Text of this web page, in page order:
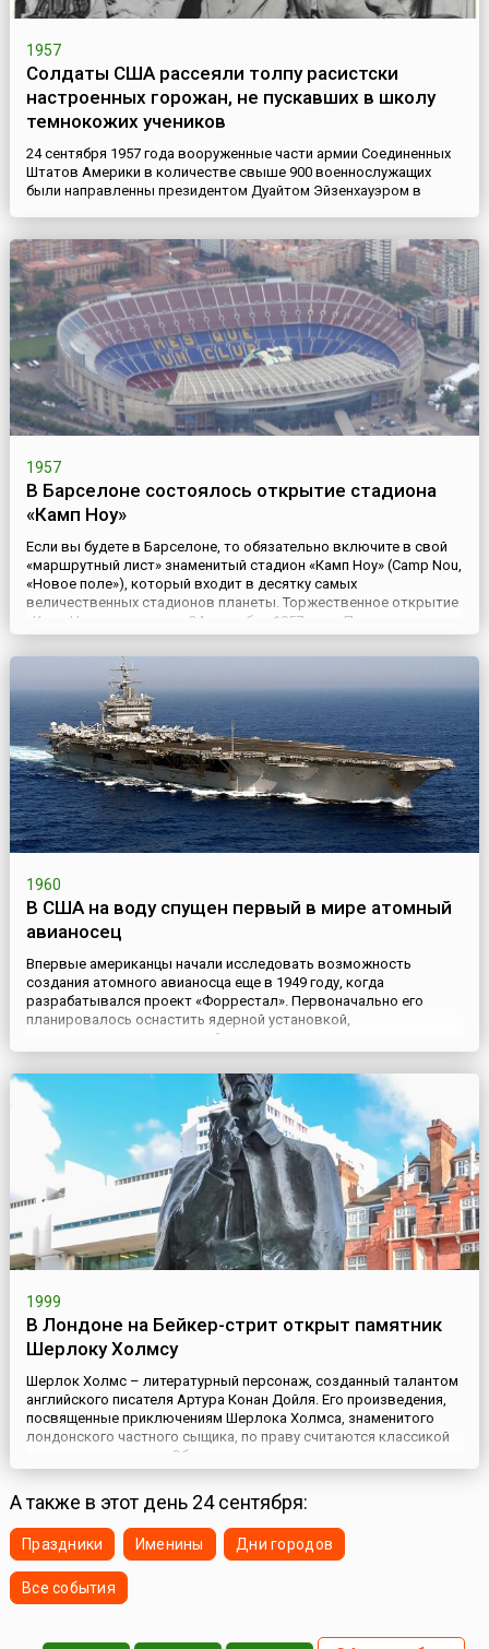
1957
Солдаты США рассеяли толпу расистски
настроенных горожан, не пускавших в школу
темнокожих учеников
24 сентября 1957 года вооруженные части армии Соединенных
Штатов Америки в количестве свыше 900 военнослужащих
были направленны президентом Дуайтом Эйзенхауэром в
городка Литтл-Рок окружили среднюю школу, где прежде
обучались лишь белые дети, и не пускали туда девятерых
темнокож...
1957
В Барселоне состоялось открытие стадиона
«Камп Ноу»
Если вы будете в Барселоне, то обязательно включите в свой
«маршрутный лист» знаменитый стадион «Камп Ноу» (Camp Nou,
«Новое поле»), который входит в десятку самых
величественных стадионов планеты. Торжественное открытие
«Камп Ноу» состоялось 24 сентября 1957 года. Первым матчем,
который прошел на стадионе в честь этого события, стала
дружеская встреча «Барселоны» и польской «Легии». Матч
1960
В США на воду спущен первый в мире атомный
авианосец
Впервые американцы начали исследовать возможность
создания атомного авианосца еще в 1949 году, когда
разрабатывался проект «Форрестал». Первоначально его
планировалось оснастить ядерной установкой,
привлекательность которой заключалась в повышении
автономности и практически неограниченном запасе
хода.Авианосец под названием USS Enterprise проект CVN-65
был заложен в феврале 1958 года, спущен н...
1999
В Лондоне на Бейкер-стрит открыт памятник
Шерлоку Холмсу
Шерлок Холмс – литературный персонаж, созданный талантом
английского писателя Артура Конан Дойля. Его произведения,
посвященные приключениям Шерлока Холмса, знаменитого
лондонского частного сыщика, по праву считаются классикой
детективного жанра. Общества поклонников дедуктивного
метода Холмса распространились по всему миру. Этот сыщик,
согласно Книге рекордов Гиннеса, самый популярный киногер...
А также в этот день 24 сентября:
Праздники Именины Дни городов
Все события